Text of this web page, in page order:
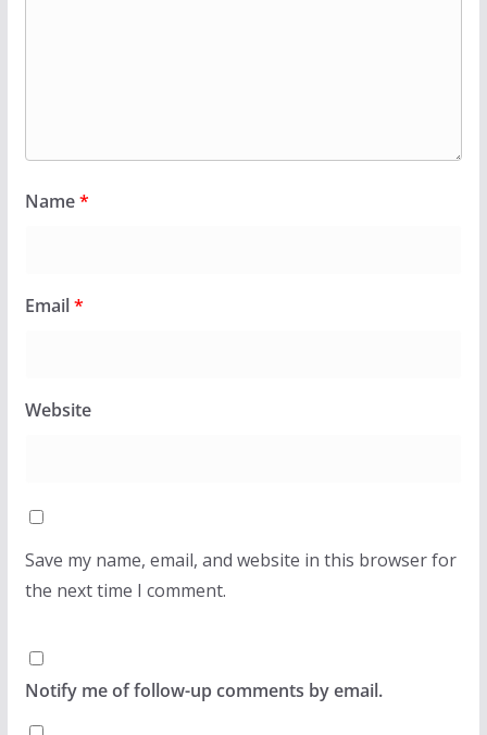
Name*
Email*
Website
Save my name, email, and website in this browser for
the next time I comment.
Notify me of follow-up comments by email.